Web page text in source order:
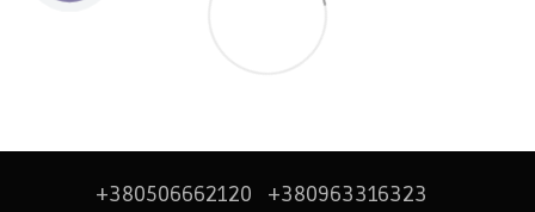
+380506662120 +380963316323